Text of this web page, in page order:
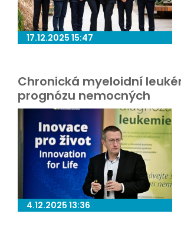
17.12.2025 15:47
Chronická myeloidní
prognózu nemocných
4.12.2025 13:36